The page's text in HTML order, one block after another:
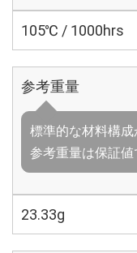
105℃ / 1000hrs
参考重量
標準的な材料構成
参考重量は保証値
23.33g